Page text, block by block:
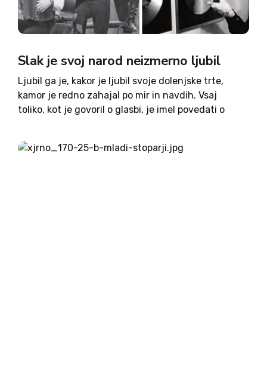
Slak je svoj narod neizmerno ljubil
Ljubil ga je, kakor je ljubil svoje dolenjske trte,
kamor je redno zahajal po mir in navdih. Vsaj
toliko, kot je govoril o glasbi, je imel povedati o
svojem arhivu imam ogromno besedil....